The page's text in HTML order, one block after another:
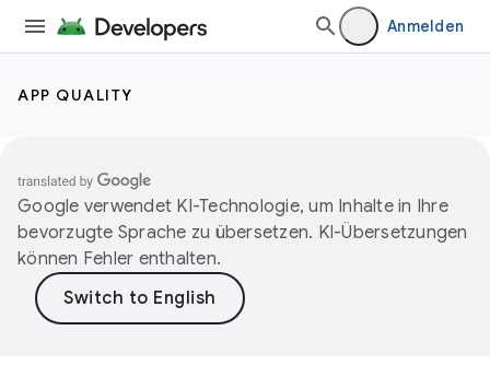
Anmelden
APP QUALITY
Google verwendet KI-Technologie, um Inhalte in Ihre
bevorzugte Sprache zu übersetzen. KI-Übersetzungen
können Fehler enthalten.